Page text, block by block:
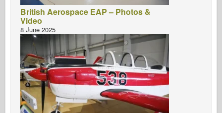
British Aerospace EAP – Photos &
Video
8 June 2025